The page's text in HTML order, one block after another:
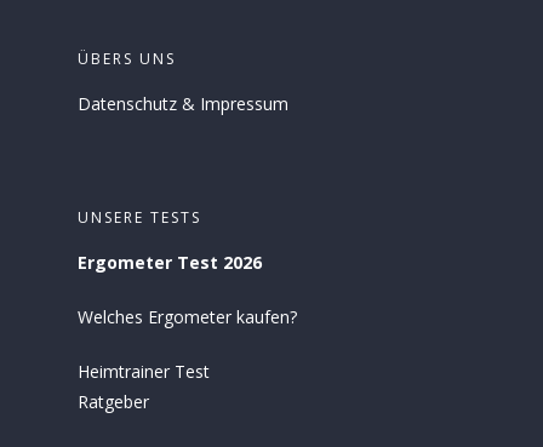
ÜBERS UNS
Datenschutz & Impressum
UNSERE TESTS
Ergometer Test 2026
Welches Ergometer kaufen?
Heimtrainer Test
Ratgeber